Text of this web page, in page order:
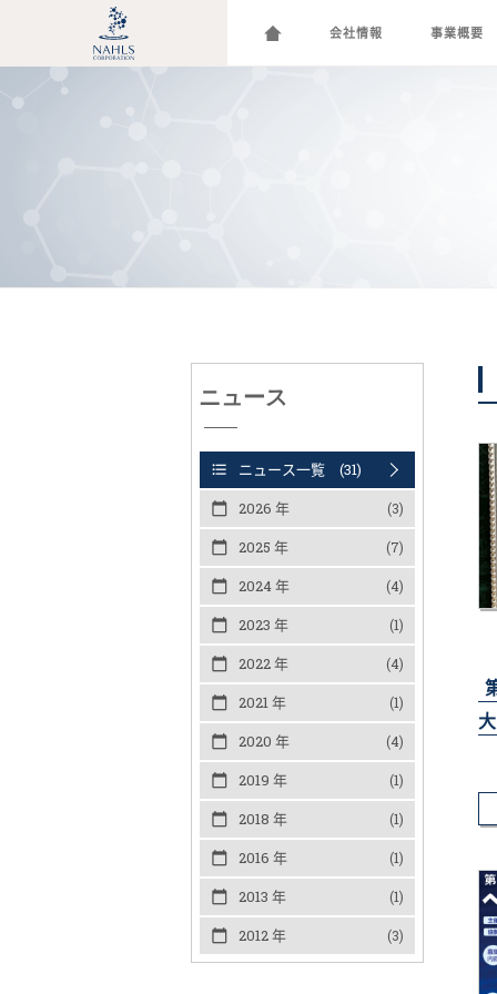
会社情報 事業概要
ニュース
format_list_bulleted
ニュース一覧 (31)
2026 年
(3)
2025 年 (7)
2024 年 (4)
2023 年 (1)
2022 年 (4)
2021 年 (1)
2020 年 (4)
2019 年 (1)
2018 年 (1)
2016 年 (1)
2013 年 (1)
2012 年 (3)